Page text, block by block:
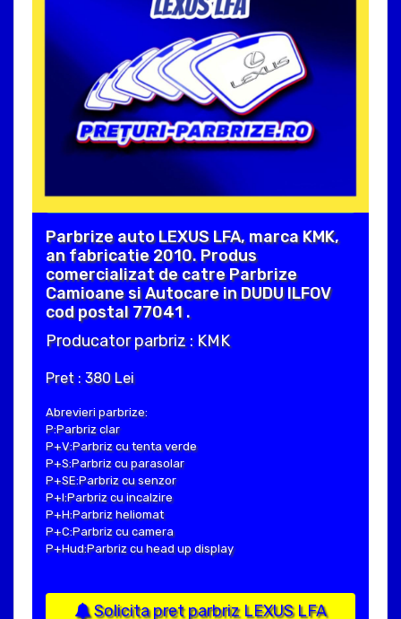
Parbrize auto LEXUS LFA, marca KMK,
an fabricatie 2010. Produs
comercializat de catre Parbrize
Camioane si Autocare in DUDU ILFOV
cod postal 77041 .
Producator parbriz : KMK
Pret : 380 Lei
Abrevieri parbrize:
P:Parbriz clar
P+V:Parbriz cu tenta verde
P+S:Parbriz cu parasolar
P+SE:Parbriz cu senzor
P+I:Parbriz cu incalzire
P+H:Parbriz heliomat
P+C:Parbriz cu camera
P+Hud:Parbriz cu head up display
Solicita pret parbriz LEXUS LFA